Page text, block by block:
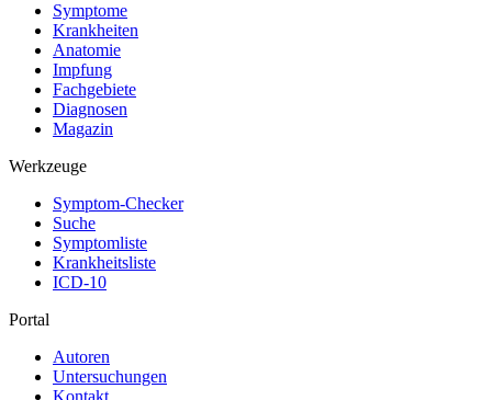
Symptome
Krankheiten
Anatomie
Impfung
Fachgebiete
Diagnosen
Magazin
Werkzeuge
Symptom-Checker
Suche
Symptomliste
Krankheitsliste
ICD-10
Portal
Autoren
Untersuchungen